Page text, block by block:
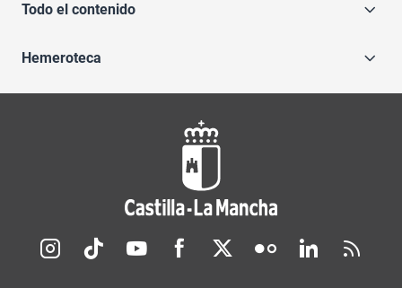
Todo el contenido
Hemeroteca
Redes sociales JCCM